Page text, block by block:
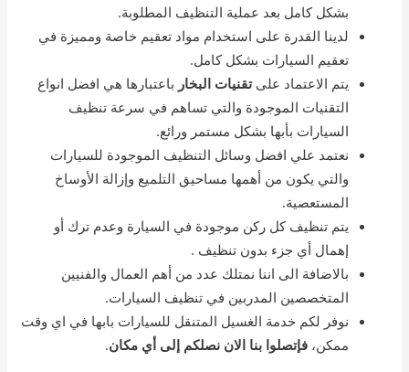
بشكل كامل بعد عملية التنظيف المطلوبة.
لدينا القدرة على استخدام مواد تعقيم خاصة ومميزة في
تعقيم السيارات بشكل كامل.
يتم الاعتماد علىتقنيات البخار باعتبارها هي افضل انواع
التقنيات الموجودة والتي تساهم في سرعة تنظيف
السيارات بأبها بشكل مستمر ورائع.
نعتمد علي افضل وسائل التنظيف الموجودة للسيارات
والتي يكون من أهمها مساحيق التلميع وإزالة الأوساخ
المستعصية.
يتم تنظيف كل ركن موجودة في السيارة وعدم ترك أو
إهمال أي جزء بدون تنظيف .
بالاضافة الى اننا نمتلك عدد من أهم العمال والفنيين
المتخصصين المدربين في تنظيف السيارات.
نوفر لكم خدمة الغسيل المتنقل للسيارات بابها في اي وقت
ممكن،فإتصلوا بنا الان نصلكم إلى أي مكان.